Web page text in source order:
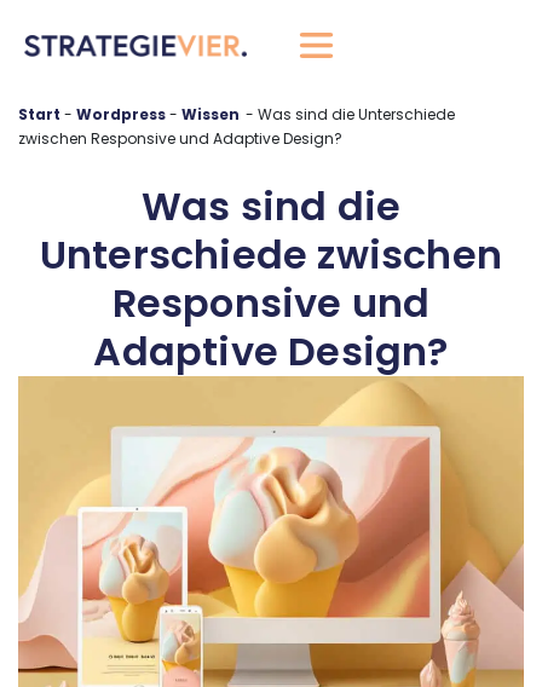
springen
Start - Wordpress- - Was sind die Unterschiede
zwischen Responsive und Adaptive Design?
Was sind die
Unterschiede zwischen
Responsive und
Adaptive Design?